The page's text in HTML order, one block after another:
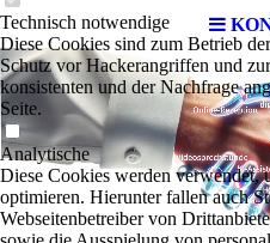
Technisch notwendige
Diese Cookies sind zum Betrieb
Schutz vor Hackerangriffen und
konsistenten und der Nachfrage
Seite.
Analytische
Diese Cookies werden verwendet,
optimieren. Hierunter fallen auch
Webseitenbetreiber von